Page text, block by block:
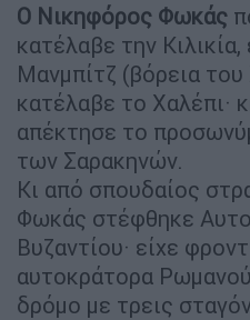
Ο Νικηφόρος Φωκάς
κατέλαβε την
Μανμπίτζ (βόρεια
κατέλαβε το Χαλέπι·
απέκτησε το
των Σαρακηνών.
Κι από σπουδαίος
Φωκάς στέφθηκε
Βυζαντίου· είχε
αυτοκράτορα Ρωμανού
δρόμο με τρεις